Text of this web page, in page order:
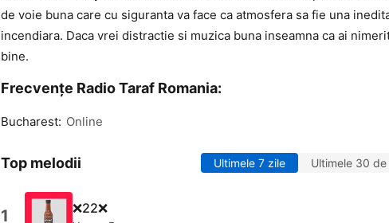
de voie buna care cu siguranta va face ca atmosfera sa fie una
incendiara. Daca vrei distractie si muzica buna inseamna ca ai
bine.
Frecvențe Radio Taraf Romania:
Bucharest: Online
Top melodii Ultimele 7 zile Ultimele 30 de
1 ❌22❌